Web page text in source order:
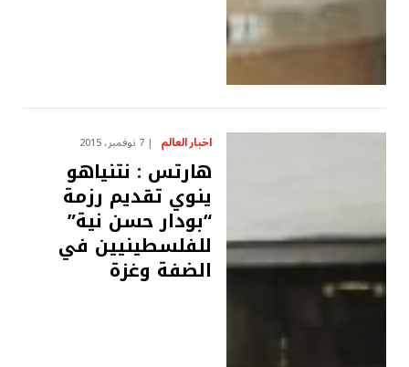
اخبار العالم 7 نوفمبر، 2015
هارتس : نتنياهو
ينوي تقديم رزمة
“بودار حسن نية”
للفلسطينيين في
الضفة وغزة